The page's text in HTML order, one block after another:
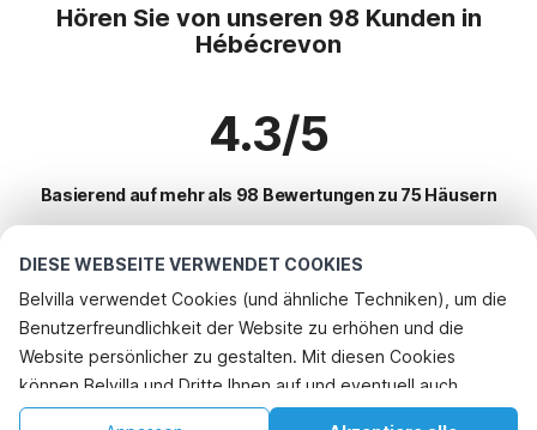
DIESE WEBSEITE VERWENDET COOKIES
Belvilla verwendet Cookies (und ähnliche Techniken), um die
Benutzerfreundlichkeit der Website zu erhöhen und die
Website persönlicher zu gestalten. Mit diesen Cookies
können Belvilla und Dritte Ihnen auf und eventuell auch
außerhalb unserer Website folgen, um Werbung Ihren
Hören Sie von unseren 98 Kunden in
Hébécrevon
4.3/5
Basierend auf mehr als 98 Bewertungen zu 75 Häusern
Beliebteste Reiseziele für Urlaub
Top-Städte mit Top-Annehmlichkeiten für den Urlaub
Kinderfreundliche Ferienunterkünfte bayeux
Kinderfreundliche Ferienunterkünfte saint-germain-du-pert
Beliebte Ausstattungen für Urlaub in Hebecrevon
Ferienhaus am Meer
Rufen Sie an, um zu buchen